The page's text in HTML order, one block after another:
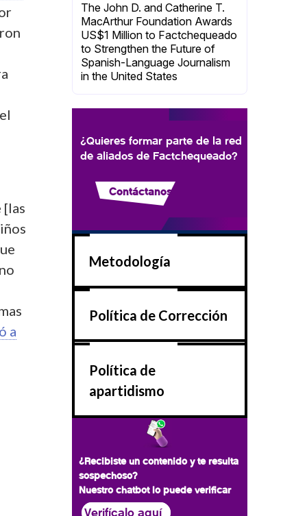
[las
a
The John D. and Catherine T.
MacArthur Foundation Awards
US$1 Million to Factchequeado
to Strengthen the Future of
Spanish-Language Journalism
in the United States
¿Quieres formar parte de la red
de aliados de Factchequeado?
Contáctanos
Metodología
Política de Corrección
Política de
apartidismo
¿Recibiste un contenido y te resulta
sospechoso?
Nuestro chatbot lo puede verificar
Verifícalo aquí